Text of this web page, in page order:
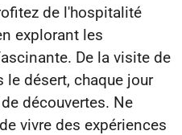
de l'hospitalité
explorant les
De la visite de
désert, chaque jour
découvertes. Ne
vivre des expériences